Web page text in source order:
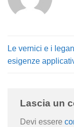
Le vernici e i
esigenze
Lascia un
Devi essere